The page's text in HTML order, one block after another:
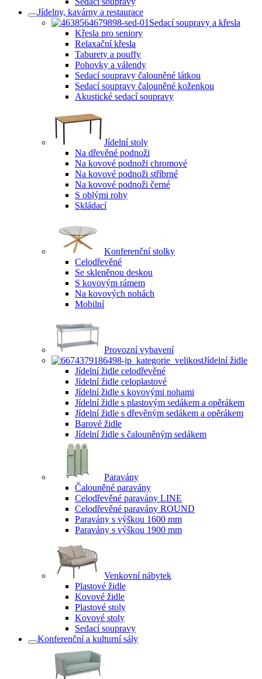
Jídelny, kavárny a restaurace
Sedací soupravy a křesla
Křesla pro seniory
Relaxační křesla
Taburety a pouffy
Pohovky a válendy
Sedací soupravy čalouněné látkou
Sedací soupravy čalouněné koženkou
Akustické sedací soupravy
Jídelní stoly
Na dřevěné podnoži
Na kovové podnoži chromové
Na kovové podnoži stříbrné
Na kovové podnoži černé
S oblými rohy
Skládací
Konferenční stolky
Celodřevěné
Se skleněnou deskou
S kovovým rámem
Na kovových nohách
Mobilní
Provozní vybavení
Jídelní židle
Jídelní židle celodřevěné
Jídelní židle celoplastové
Jídelní židle s kovovými nohami
Jídelní židle s plastovým sedákem a opěrákem
Jídelní židle s dřevěným sedákem a opěrákem
Barové židle
Jídelní židle s čalouněným sedákem
Paravány
Čalouněné paravány
Celodřevěné paravány LINE
Celodřevěné paravány ROUND
Paravány s výškou 1600 mm
Paravány s výškou 1900 mm
Venkovní nábytek
Plastové židle
Kovové židle
Plastové stoly
Kovové stoly
Sedací soupravy
Konferenční a kulturní sály